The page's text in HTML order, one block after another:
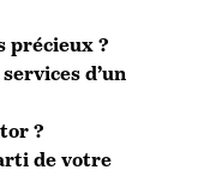
précieux ?
d’un
?
de votre